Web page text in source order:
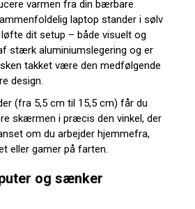
varmen fra din bærbare
laptop stander i sølv
dit setup – både visuelt og
stærk aluminiumslegering og er
takket være den medfølgende
design.
(fra 5,5 cm til 15,5 cm) får du
skærmen i præcis den vinkel, der
om du arbejder hjemmefra,
eller gamer på farten.
og sænker